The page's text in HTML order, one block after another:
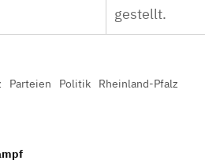
gestellt.
Parteien Politik Rheinland-Pfalz